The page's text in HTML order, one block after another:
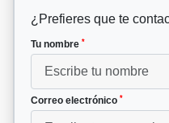
¿Prefieres que te
Tu nombre *
Correo electrónico *